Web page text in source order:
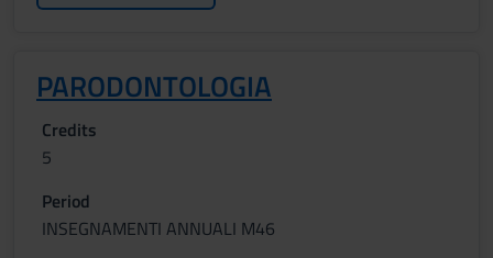
PARODONTOLOGIA
Credits
5
Period
INSEGNAMENTI ANNUALI M46